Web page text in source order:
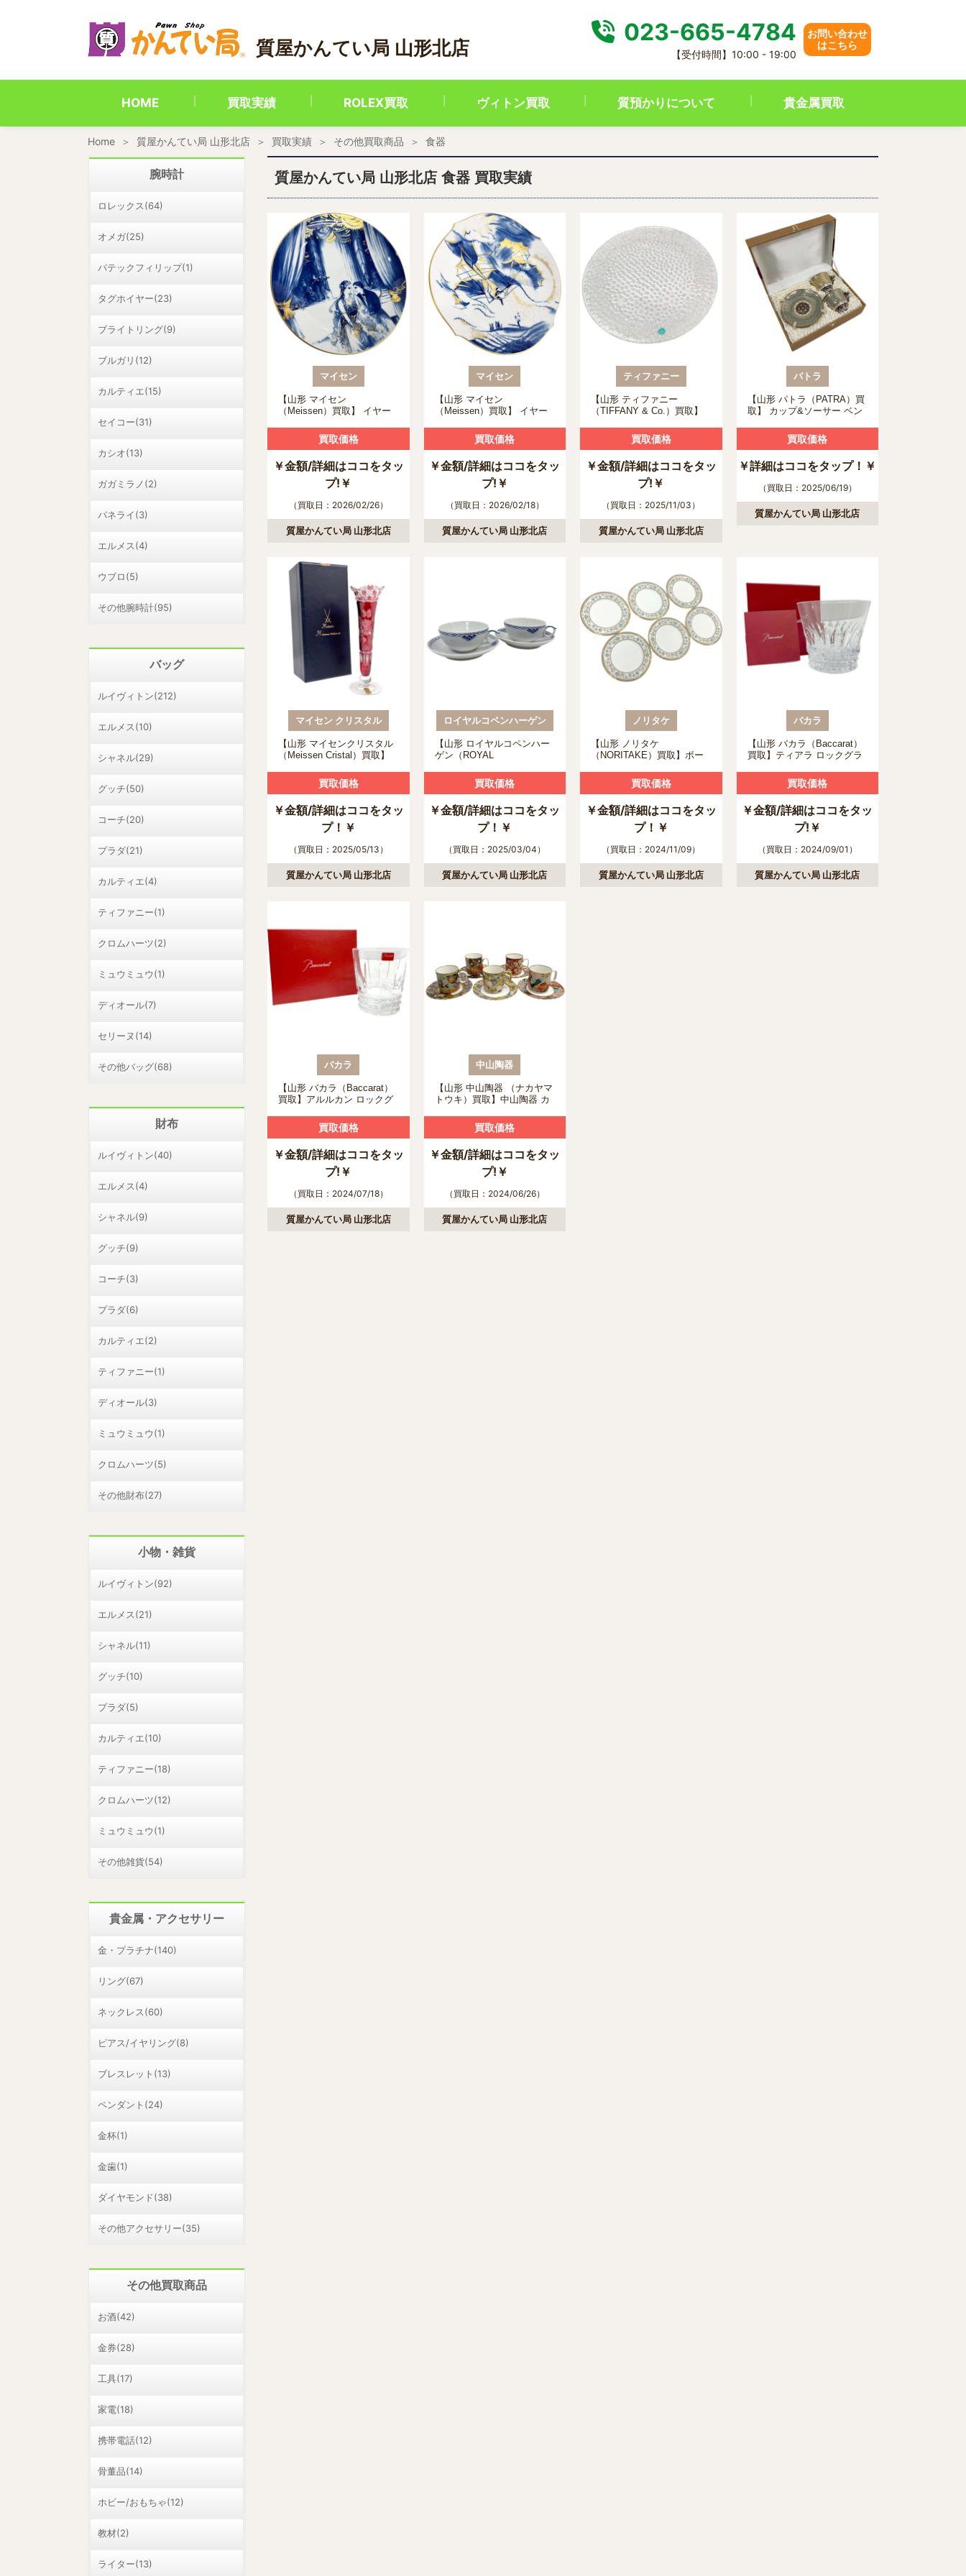
質屋かんてい局 山形北店
023-665-4784
【受付時間】10:00 - 19:00
お問い合わせ
はこちら
HOME 買取実績 ROLEX買取 ヴィトン買取 質預かりについて 貴金属買取
Home 質屋かんてい局 山形北店 買取実績 その他買取商品 食器
質屋かんてい局 山形北店 食器 買取実績
マイセン
【山形 マイセン
（Meissen）買取】 イヤー
ッシュの女王」の買取につ
買取価格
￥金額/詳細はココをタッ
プ!￥
（買取日：2026/02/26）
質屋かんてい局 山形北店
マイセン
【山形 マイセン
（Meissen）買取】 イヤー
イダー」の買取について
買取価格
￥金額/詳細はココをタッ
プ!￥
（買取日：2026/02/18）
質屋かんてい局 山形北店
ティファニー
【山形 ティファニー
（TIFFANY & Co.）買取】
ーンの買取について
買取価格
￥金額/詳細はココをタッ
プ!￥
（買取日：2025/11/03）
質屋かんてい局 山形北店
パトラ
【山形 パトラ（PATRA）買
取】 カップ&ソーサー ベン
買取価格
￥詳細はココをタップ！￥
（買取日：2025/06/19）
質屋かんてい局 山形北店
マイセン クリスタル
【山形 マイセンクリスタル
（Meissen Cristal）買取】
花瓶の買取について
買取価格
￥金額/詳細はココをタッ
プ！￥
（買取日：2025/05/13）
質屋かんてい局 山形北店
ロイヤルコペンハーゲン
【山形 ロイヤルコペンハー
ゲン（ROYAL
リンセス ティーカップ&ソ
ーサーの買取について
買取価格
￥金額/詳細はココをタッ
プ！￥
（買取日：2025/03/04）
質屋かんてい局 山形北店
ノリタケ
【山形 ノリタケ
（NORITAKE）買取】ボー
の買取について
買取価格
￥金額/詳細はココをタッ
プ！￥
（買取日：2024/11/09）
質屋かんてい局 山形北店
バカラ
【山形 バカラ（Baccarat）
買取】ティアラ ロックグラ
買取価格
￥金額/詳細はココをタッ
プ!￥
（買取日：2024/09/01）
質屋かんてい局 山形北店
バカラ
【山形 バカラ（Baccarat）
買取】アルルカン ロックグ
買取価格
￥金額/詳細はココをタッ
プ!￥
（買取日：2024/07/18）
質屋かんてい局 山形北店
中山陶器
【山形 中山陶器 （ナカヤマ
トウキ）買取】中山陶器 カ
買取価格
￥金額/詳細はココをタッ
プ!￥
（買取日：2024/06/26）
質屋かんてい局 山形北店
腕時計
ロレックス(64)
オメガ(25)
パテックフィリップ(1)
タグホイヤー(23)
ブライトリング(9)
ブルガリ(12)
カルティエ(15)
セイコー(31)
カシオ(13)
ガガミラノ(2)
パネライ(3)
エルメス(4)
ウブロ(5)
その他腕時計(95)
バッグ
ルイヴィトン(212)
エルメス(10)
シャネル(29)
グッチ(50)
コーチ(20)
プラダ(21)
カルティエ(4)
ティファニー(1)
クロムハーツ(2)
ミュウミュウ(1)
ディオール(7)
セリーヌ(14)
その他バッグ(68)
財布
ルイヴィトン(40)
エルメス(4)
シャネル(9)
グッチ(9)
コーチ(3)
プラダ(6)
カルティエ(2)
ティファニー(1)
ディオール(3)
ミュウミュウ(1)
クロムハーツ(5)
その他財布(27)
小物・雑貨
ルイヴィトン(92)
エルメス(21)
シャネル(11)
グッチ(10)
プラダ(5)
カルティエ(10)
ティファニー(18)
クロムハーツ(12)
ミュウミュウ(1)
その他雑貨(54)
貴金属・アクセサリー
金・プラチナ(140)
リング(67)
ネックレス(60)
ピアス/イヤリング(8)
ブレスレット(13)
ペンダント(24)
金杯(1)
金歯(1)
ダイヤモンド(38)
その他アクセサリー(35)
その他買取商品
お酒(42)
金券(28)
工具(17)
家電(18)
携帯電話(12)
骨董品(14)
ホビー/おもちゃ(12)
教材(2)
ライター(13)